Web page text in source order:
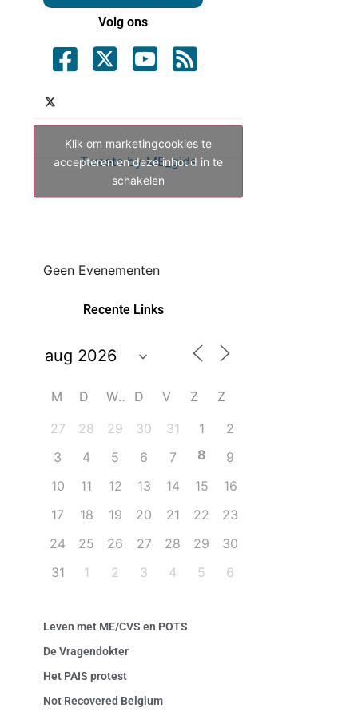
Volg ons
Tweets by ME_gids
Klik om marketingcookies te
accepteren en deze inhoud in te
schakelen
Geen Evenementen
Recente Links
M D W D V Z
Z
27
28 29 30 31 1
2
3
4 5 6 7 8
9
10
11 12 13 14 15
16
17
18 19 20 21 22
23
24
25 26 27 28 29
30
31
1 2 3 4 5 6
Leven met ME/CVS en POTS
De Vragendokter
Het PAIS protest
Not Recovered Belgium